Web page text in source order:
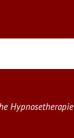
Hypnosetherapie